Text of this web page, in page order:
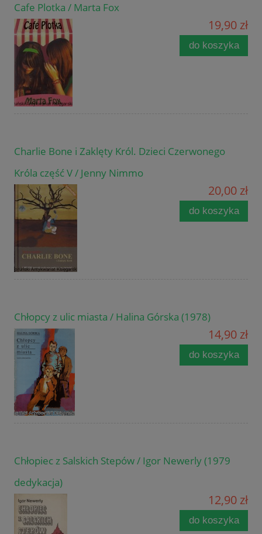
Cafe Plotka / Marta Fox
19,90 zł
do koszyka
Charlie Bone i Zaklęty Król. Dzieci Czerwonego
Króla część V / Jenny Nimmo
20,00 zł
do koszyka
Chłopcy z ulic miasta / Halina Górska (1978)
14,90 zł
do koszyka
Chłopiec z Salskich Stepów / Igor Newerly (1979
dedykacja)
12,90 zł
do koszyka